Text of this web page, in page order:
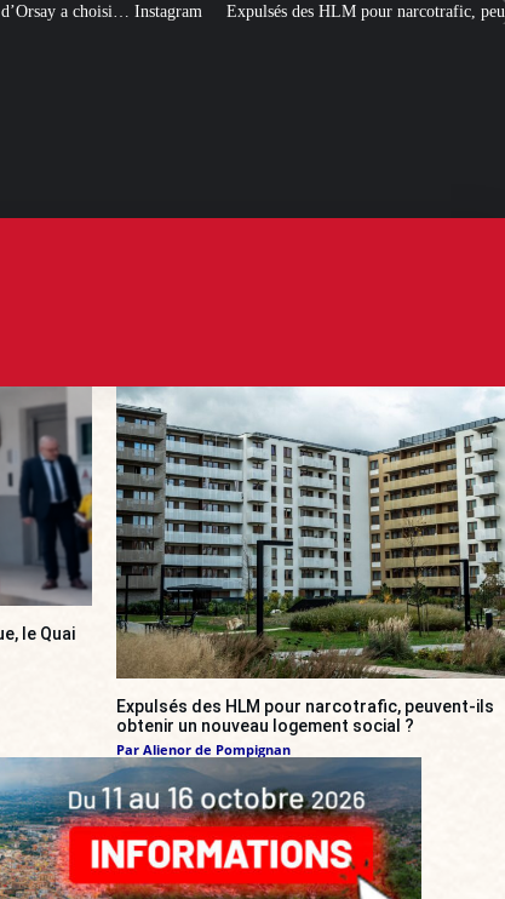
Expulsés des HLM pour narcotrafic, peuvent-ils obtenir un
le Quai
Expulsés des HLM pour narcotrafic, peuvent-ils
obtenir un nouveau logement social ?
Par Alienor de Pompignan